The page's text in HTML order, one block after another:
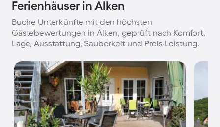
Ferienhäuser in Alken
Buche Unterkünfte mit den höchsten
Gästebewertungen in Alken, geprüft nach Komfort,
Lage, Ausstattung, Sauberkeit und Preis-Leistung.